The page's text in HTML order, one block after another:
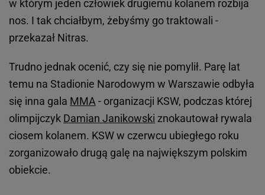
w którym jeden człowiek drugiemu kolanem rozbija
nos. I tak chciałbym, żebyśmy go traktowali -
przekazał Nitras.
Trudno jednak ocenić, czy się nie pomylił. Parę lat
temu na Stadionie Narodowym w Warszawie odbyła
się inna gala MMA - organizacji KSW, podczas której
olimpijczyk Damian Janikowski znokautował rywala
ciosem kolanem. KSW w czerwcu ubiegłego roku
zorganizowało drugą galę na największym polskim
obiekcie.